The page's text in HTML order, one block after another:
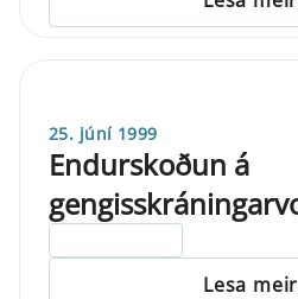
25. júní 1999
Endurskoðun á
Lesa